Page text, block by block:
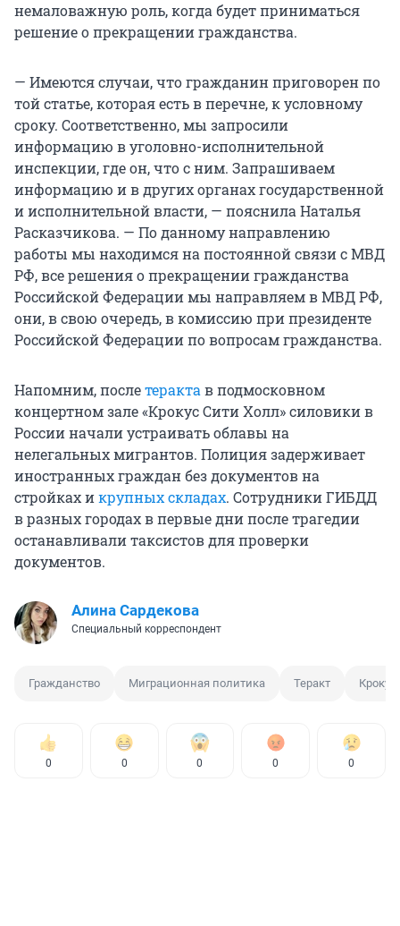
немаловажную роль, когда будет приниматься
решение о прекращении гражданства.
— Имеются случаи, что гражданин приговорен по
той статье, которая есть в перечне, к условному
сроку. Соответственно, мы запросили
информацию в уголовно-исполнительной
инспекции, где он, что с ним. Запрашиваем
информацию и в других органах государственной
и исполнительной власти, — пояснила Наталья
Расказчикова. — По данному направлению
работы мы находимся на постоянной связи с МВД
РФ, все решения о прекращении гражданства
Российской Федерации мы направляем в МВД РФ,
они, в свою очередь, в комиссию при президенте
Российской Федерации по вопросам гражданства.
Напомним, послетерактав подмосковном
концертном зале «Крокус Сити Холл» силовики в
России начали устраивать облавы на
нелегальных мигрантов. Полиция задерживает
иностранных граждан без документов на
стройках икрупных складах. Сотрудники ГИБДД
в разных городах в первые дни после трагедии
останавливали таксистов для проверки
документов.
Алина Сардекова
Специальный корреспондент
Гражданство Миграционная политика Теракт
0 0 0 0 0